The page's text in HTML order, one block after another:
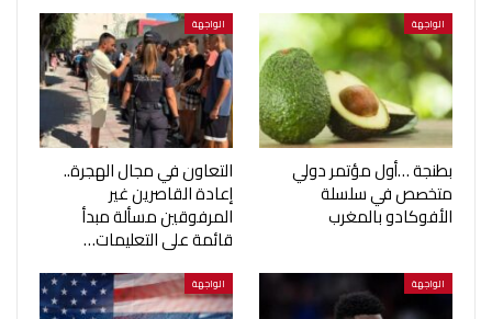
الواجهة
بطنجة …أول مؤتمر دولي
متخصص في سلسلة
الأفوكادو بالمغرب
الواجهة
التعاون في مجال الهجرة..
إعادة القاصرين غير
المرفوقين مسألة مبدأ
قائمة على التعليمات…
الواجهة الواجهة